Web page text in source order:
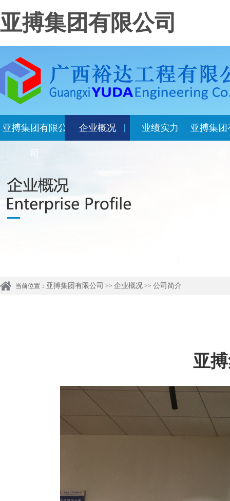
亚搏集团有限公司
亚搏集团有限公
司
企业概况 业绩实力 亚搏集团
当前位置： 亚搏集团有限公司 >> 企业概况 >> 公司简介
亚